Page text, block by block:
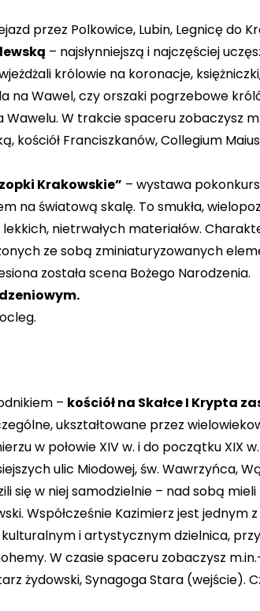
przez Polkowice, Lubin, Legnicę do
– najsłynniejszą i najczęściej
królowie na koronacje,
na Wawel, czy orszaki pogrzebowe
W trakcie spaceru zobaczysz
Franciszkanów, Collegium
Krakowskie” – wystawa
na światową skalę. To smukła,
nietrwałych materiałów.
ze sobą zminiaturyzowanych
została scena Bożego Narodzenia.
– kościół na Skałce I Krypta
ukształtowane przez
w połowie XIV w. i do początku XIX
ulic Miodowej, św. Wawrzyńca,
się w niej samodzielnie – nad sobą
Współcześnie Kazimierz jest
i artystycznym dzielnica,
W czasie spaceru zobaczysz
żydowski, Synagoga Stara (wejście).